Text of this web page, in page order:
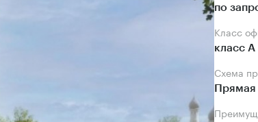
по
Класс
класс А
Схема
Прямая